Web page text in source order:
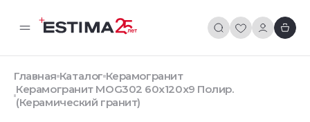
Главная Каталог Керамогранит
Керамогранит MOG302 60x120x9 Полир.
(Керамический гранит)